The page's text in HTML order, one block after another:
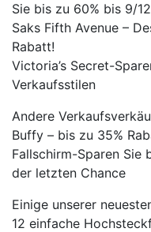
Sie bis zu 60% bis 9/12
Saks Fifth Avenue –
Rabatt!
Victoria’s Secret-
Verkaufsstilen
Andere
Buffy – bis zu 35%
Fallschirm-Sparen Sie
der letzten Chance
Einige unserer
12 einfache